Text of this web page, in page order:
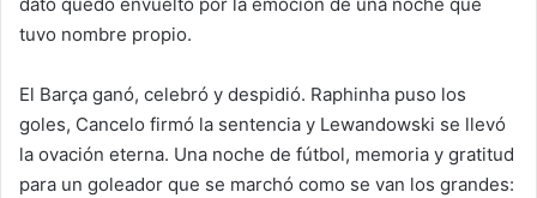
dato quedó envuelto por la emoción de una noche que
tuvo nombre propio.
El Barça ganó, celebró y despidió. Raphinha puso los
goles, Cancelo firmó la sentencia y Lewandowski se llevó
la ovación eterna. Una noche de fútbol, memoria y gratitud
para un goleador que se marchó como se van los grandes: